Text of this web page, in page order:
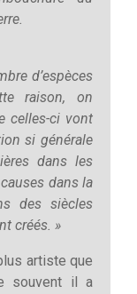
d’espèces
raison, on
celles-ci vont
si générale
dans les
dans la
des siècles
créés. »
artiste que
souvent il a